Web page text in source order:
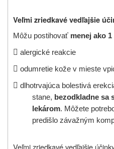
Veľmi zriedkavé vedľajšie
Môžu postihovať menej ako
 alergické reakcie
 odumretie kože v mieste
 dlhotrvajúca bolestivá
stane, bezodkladne sa
lekárom. Môžete
predišlo závažným
Veľmi zriedkavé vedľajšie